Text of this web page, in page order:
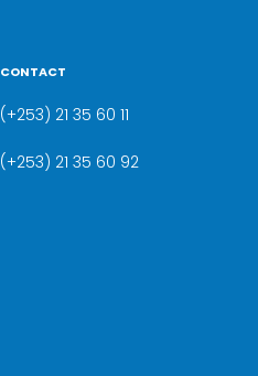
CONTACT
(+253) 21 35 60 11
(+253) 21 35 60 92